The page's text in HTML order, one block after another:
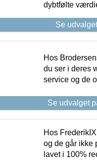
dybtfølte
Se
Hos
du ser i deres
service og de
Se udvalget
Hos
og de går ikke
lavet i 100%